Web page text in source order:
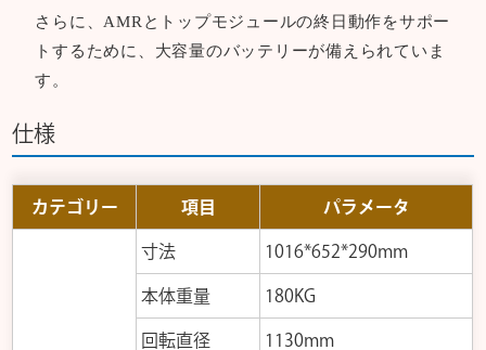
さらに、AMRとトップモジュールの終日動作をサポー
トするために、大容量のバッテリーが備えられていま
す。
仕様
カテゴリー 項目 パラメータ
寸法 1016*652*290mm
本体重量 180KG
回転直径 1130mm